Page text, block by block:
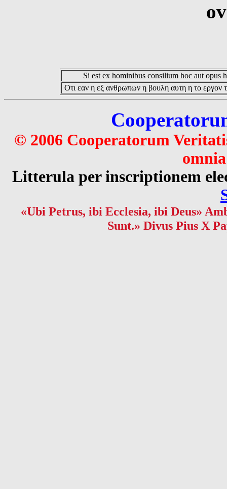
Si est ex hominibus consilium hoc aut opus
Οτι εαν η εξ ανθρωπων η βουλη αυτη η το εργον
© 2006 Cooperatorum
Litterula per inscriptionem
«Ubi Petrus, ibi Ecclesia, ibi Deus»
Sunt.» Divus Pius X